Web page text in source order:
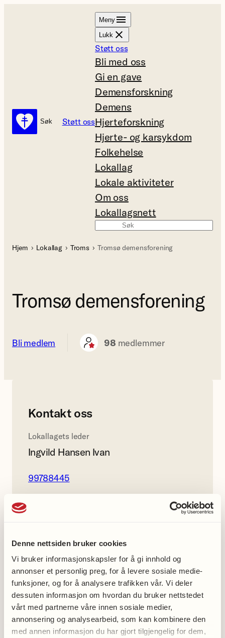
Denne nettsiden bruker cookies
Vi bruker informasjonskapsler for å gi innhold og
annonser et personlig preg, for å levere sosiale medie-
funksjoner, og for å analysere trafikken vår. Vi deler
dessuten informasjon om hvordan du bruker nettstedet
vårt med partnerne våre innen sosiale medier,
annonsering og analysearbeid, som kan kombinere den
med annen informasjon du har gjort tilgjengelig for dem,
Søk
Søk Støtt oss
Meny
Lukk
Støtt oss
Bli med oss
Gi en gave
Demensforskning
Demens
Hjerteforskning
Hjerte- og karsykdom
Folkehelse
Lokallag
Lokale aktiviteter
Om oss
Lokallagsnett
Hjem Lokallag Troms Tromsø demensforening
Tromsø demensforening
Bli medlem 98 medlemmer
Kontakt oss
Lokallagets leder
Ingvild Hansen Ivan
99788445
gruppe
Facebook
Med oss-aktiviteter